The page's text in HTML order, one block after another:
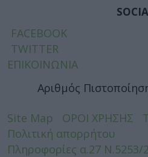
FACEBOOK
TWITTER
ΕΠΙΚΟΙΝΩΝΙΑ
Αριθμός
Site Map ΟΡΟΙ ΧΡΗΣΗΣ
Πολιτική απορρήτου
Πληροφορίες α.27 Ν.5253/